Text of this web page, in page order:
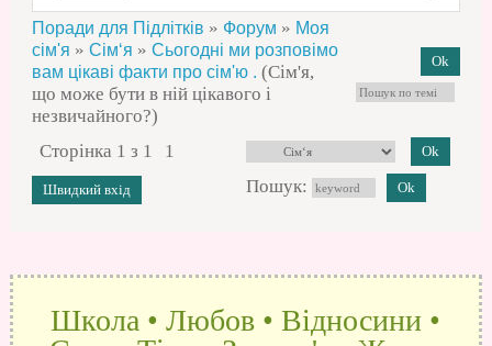
Поради для Підлітків » Форум » Моя
сім'я » Сім‘я » Сьогодні ми розповімо
вам цікаві факти про сім'ю . (Сім'я,
що може бути в ній цікавого і
незвичайного?)
Сторінка 1 з 1
1
Пошук:
Школа • Любов • Відносини •